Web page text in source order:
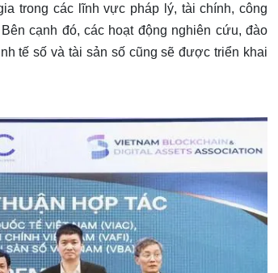
trong các lĩnh vực pháp lý, tài chính, công
cạnh đó, các hoạt động nghiên cứu, đào
tế số và tài sản số cũng sẽ được triển khai